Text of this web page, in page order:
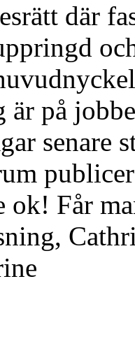
där
är på
senare
ok! Får